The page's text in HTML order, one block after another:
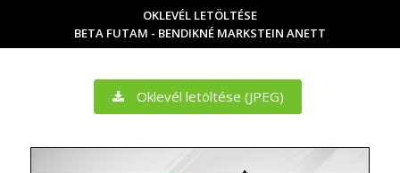
OKLEVÉL LETÖLTÉSE
BETA FUTAM - BENDIKNÉ MARKSTEIN ANETT
Oklevél letöltése (JPEG)